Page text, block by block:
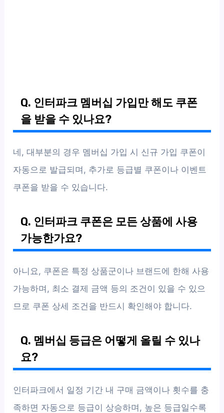
Q. 인터파크 멤버십 가입만 해도 쿠폰
을 받을 수 있나요?
네, 대부분의 경우 멤버십 가입 시 신규 가입 쿠폰이
자동으로 발급되며, 추가로 등급별 쿠폰이나 이벤트
쿠폰을 받을 수 있습니다.
Q. 인터파크 쿠폰은 모든 상품에 사용
가능한가요?
아니요, 쿠폰은 특정 상품군이나 브랜드에 한해 사용
가능하며, 최소 결제 금액 등의 조건이 있을 수 있으
므로 쿠폰 상세 조건을 반드시 확인해야 합니다.
Q. 멤버십 등급은 어떻게 올릴 수 있나
요?
인터파크에서 일정 기간 내 구매 금액이나 횟수를 충
족하면 자동으로 등급이 상승하며, 높은 등급일수록